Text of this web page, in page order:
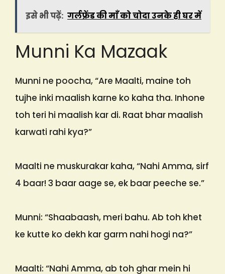
इसे भी पढ़ें: गर्लफ्रेंड की माँ को चोदा उनके ही घर में
Munni Ka Mazaak
Munni ne poocha, “Are Maalti, maine toh
tujhe inki maalish karne ko kaha tha. Inhone
toh teri hi maalish kar di. Raat bhar maalish
karwati rahi kya?”
Maalti ne muskurakar kaha, “Nahi Amma, sirf
4 baar! 3 baar aage se, ek baar peeche se.”
Munni: “Shaabaash, meri bahu. Ab toh khet
ke kutte ko dekh kar garm nahi hogi na?”
Maalti: “Nahi Amma, ab toh ghar mein hi